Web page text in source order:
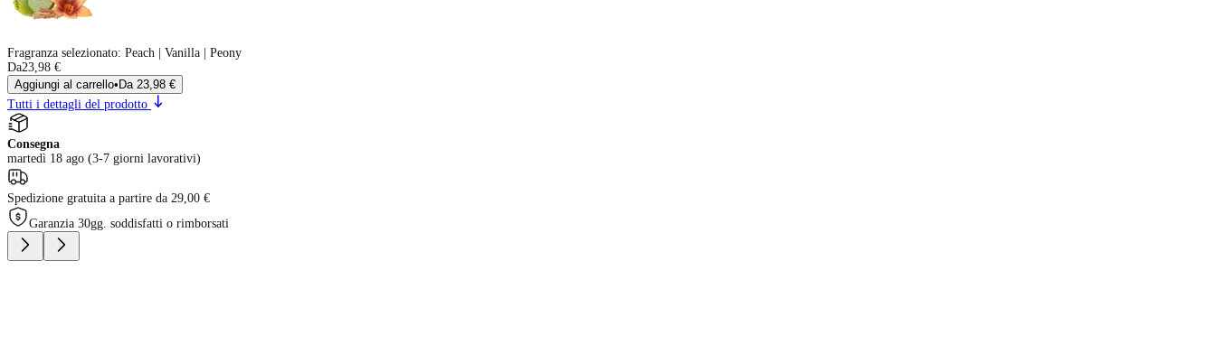
Fragranza selezionato: Peach | Vanilla | Peony
Da23,98 €
Aggiungi al carrello•Da 23,98 €
Tutti i dettagli del prodotto
Consegna
martedì 18 ago (3-7 giorni lavorativi)
Spedizione gratuita a partire da 29,00 €
Garanzia 30gg. soddisfatti o rimborsati